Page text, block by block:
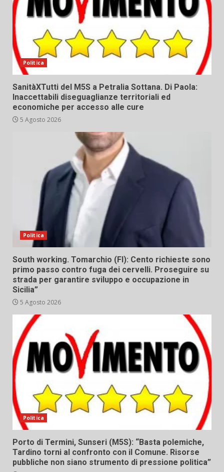
Politica
SanitàXTutti del M5S a Petralia Sottana. Di Paola:
Inaccettabili diseguaglianze territoriali ed
economiche per accesso alle cure
5 Agosto 2026
Politica
South working. Tomarchio (FI): Cento richieste sono
primo passo contro fuga dei cervelli. Proseguire su
strada per garantire sviluppo e occupazione in
Sicilia”
5 Agosto 2026
Politica
Porto di Termini, Sunseri (M5S): “Basta polemiche,
Tardino torni al confronto con il Comune. Risorse
pubbliche non siano strumento di pressione politica”